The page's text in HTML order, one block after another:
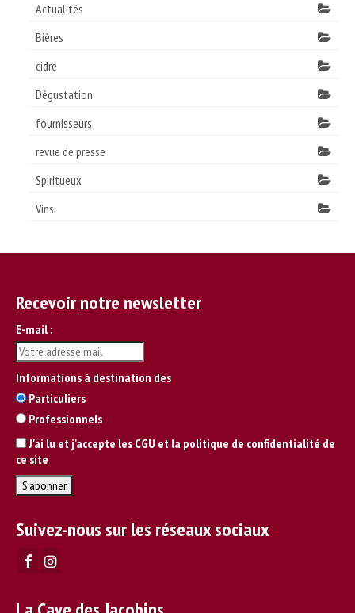
Actualités
Bières
cidre
Dégustation
fournisseurs
revue de presse
Spiritueux
Vins
Recevoir notre newsletter
E-mail :
Informations à destination des
Particuliers
Professionnels
J'ai lu et j'accepte les CGU et la politique de confidentialité de
ce site
Suivez-nous sur les réseaux sociaux